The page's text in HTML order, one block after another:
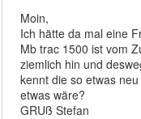
Moin,
Ich hätte da mal eine
Mb trac 1500 ist vom
ziemlich hin und
kennt die so etwas
etwas wäre?
GRUß Stefan